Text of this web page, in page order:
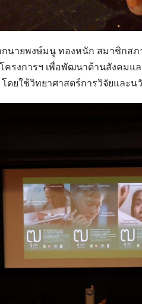
นายพงษ์มนู ทองหนัก สมาชิกสภ
ครงการฯ เพื่อพัฒนาด้านสังคม
ดยใช้วิทยาศาสตร์การวิจัยและ